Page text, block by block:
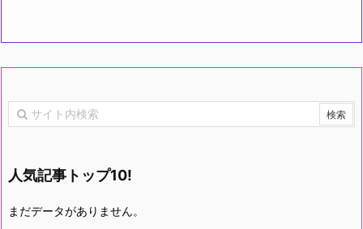
人気記事トップ10!
まだデータがありません。